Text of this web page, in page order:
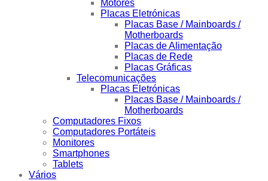
Motores
Placas Eletrónicas
Placas Base / Mainboards /
Motherboards
Placas de Alimentação
Placas de Rede
Placas Gráficas
Telecomunicações
Placas Eletrónicas
Placas Base / Mainboards /
Motherboards
Computadores Fixos
Computadores Portáteis
Monitores
Smartphones
Tablets
Vários